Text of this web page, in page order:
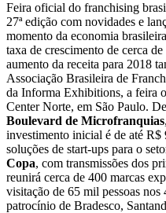
Feira oficial do franchising
27ª edição com novidades e
momento da economia
taxa de crescimento de cerca
aumento da receita para 2018
Associação Brasileira de
da Informa Exhibitions, a feira
Center Norte, em São Paulo.
Boulevard de Microfranquias
investimento inicial é de até R$
soluções de start-ups para o
Copa, com transmissões dos
reunirá cerca de 400 marcas
visitação de 65 mil pessoas
patrocínio de Bradesco,